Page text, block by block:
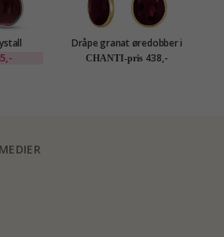
Loom
Dråpe granat øredobber i
forgylt messing - Loom
Stones
CHANTI-pris 438,-